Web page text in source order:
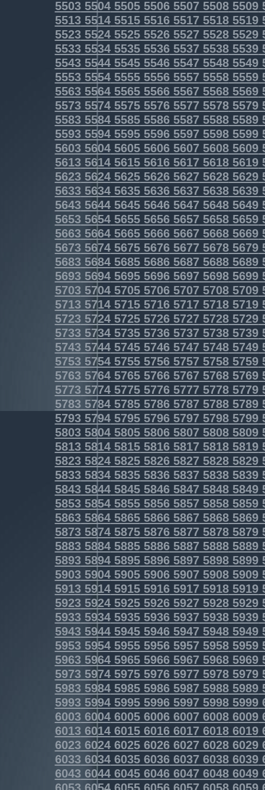
5503550455055506550755085509
5513551455155516551755185519
5523552455255526552755285529
5533553455355536553755385539
5543554455455546554755485549
5553555455555556555755585559
5563556455655566556755685569
5573557455755576557755785579
5583558455855586558755885589
5593559455955596559755985599
5603560456055606560756085609
5613561456155616561756185619
5623562456255626562756285629
5633563456355636563756385639
5643564456455646564756485649
5653565456555656565756585659
5663566456655666566756685669
5673567456755676567756785679
5683568456855686568756885689
5693569456955696569756985699
5703570457055706570757085709
5713571457155716571757185719
5723572457255726572757285729
5733573457355736573757385739
5743574457455746574757485749
5753575457555756575757585759
5763576457655766576757685769
5773577457755776577757785779
5783578457855786578757885789
5793579457955796579757985799
5803580458055806580758085809
5813581458155816581758185819
5823582458255826582758285829
5833583458355836583758385839
5843584458455846584758485849
5853585458555856585758585859
5863586458655866586758685869
5873587458755876587758785879
5883588458855886588758885889
5893589458955896589758985899
5903590459055906590759085909
5913591459155916591759185919
5923592459255926592759285929
5933593459355936593759385939
5943594459455946594759485949
5953595459555956595759585959
5963596459655966596759685969
5973597459755976597759785979
5983598459855986598759885989
5993599459955996599759985999
6003600460056006600760086009
6013601460156016601760186019
6023602460256026602760286029
6033603460356036603760386039
6043604460456046604760486049